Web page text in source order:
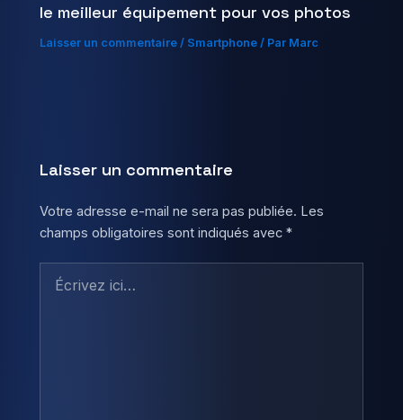
le meilleur équipement pour vos photos
Laisser un commentaire / Smartphone / Par Marc
Laisser un commentaire
Votre adresse e-mail ne sera pas publiée. Les
champs obligatoires sont indiqués avec*
ici…